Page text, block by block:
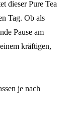
dieser Pure Tea
Tag. Ob als
Pause am
kräftigen,
je nach